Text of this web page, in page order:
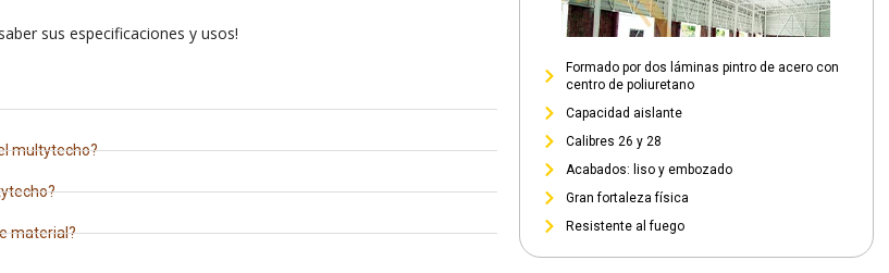
sus especificaciones y usos!
multytecho?
material?
Formado por dos láminas pintro de acero con
centro de poliuretano
Capacidad aislante
Calibres 26 y 28
Acabados: liso y embozado
Gran fortaleza física
Resistente al fuego